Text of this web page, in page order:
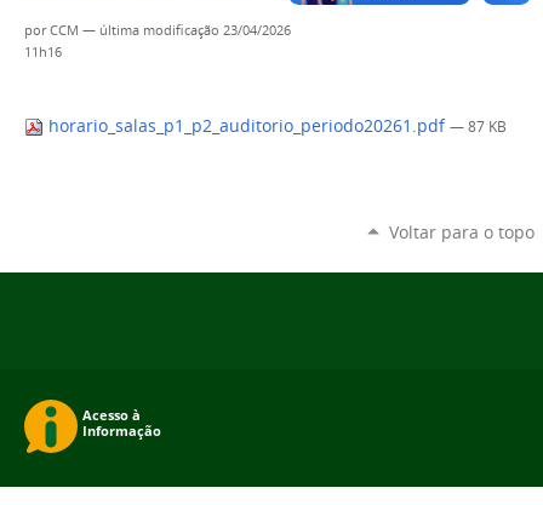
porCCM — última modificação 23/04/2026
11h16
horario_salas_p1_p2_auditorio_periodo20261.pdf — 87 KB
Voltar para o topo